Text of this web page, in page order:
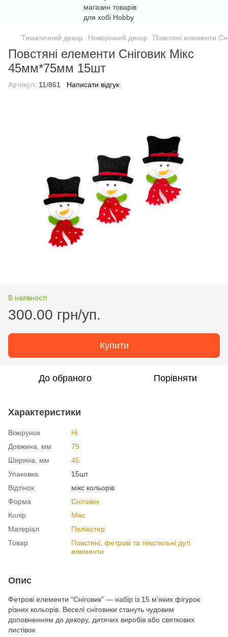
Тематичний декор Новорічний декор Повстяні елементи
Повстяні елементи Сніговик Мікс
45мм*75мм 15шт
Артикул: 11/861 Написати відгук
В наявності
300.00 грн/уп.
Купити
До обраного Порівняти
Характеристики
Візерунок
Ні
Довжина, мм
75
Ширина, мм
45
Упаковка
15шт
Відтінок
мікс кольорів
Форма
Сніговик
Колір
Мікс
Матеріал
Поліестер
Товар
Повстяні, фетрові та текстильні дуті
елементи
Опис
Фетрові елементи “Сніговик” — набір із 15 м’яких фігурок
різних кольорів. Веселі сніговики стануть чудовим
доповненням до декору, дитячих виробів або святкових
листівок